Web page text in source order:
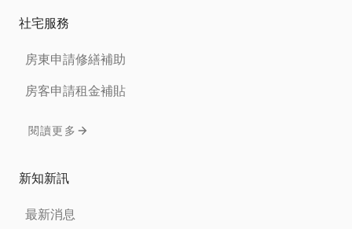
社宅服務
房東申請修繕補助
房客申請租金補貼
閱讀更多
新知新訊
最新消息